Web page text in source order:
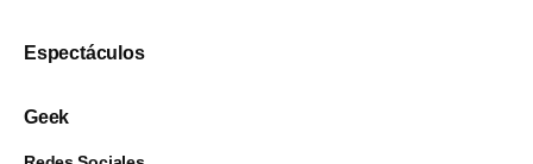
Espectáculos
Geek